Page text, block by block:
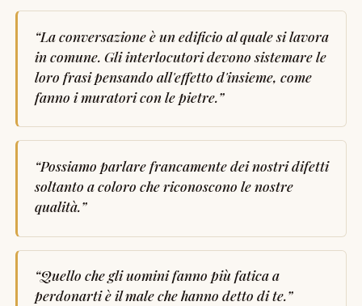
“La conversazione è un edificio al quale si lavora
in comune. Gli interlocutori devono sistemare le
loro frasi pensando all'effetto d'insieme, come
fanno i muratori con le pietre.”
“Possiamo parlare francamente dei nostri difetti
soltanto a coloro che riconoscono le nostre
qualità.”
“Quello che gli uomini fanno più fatica a
perdonarti è il male che hanno detto di te.”